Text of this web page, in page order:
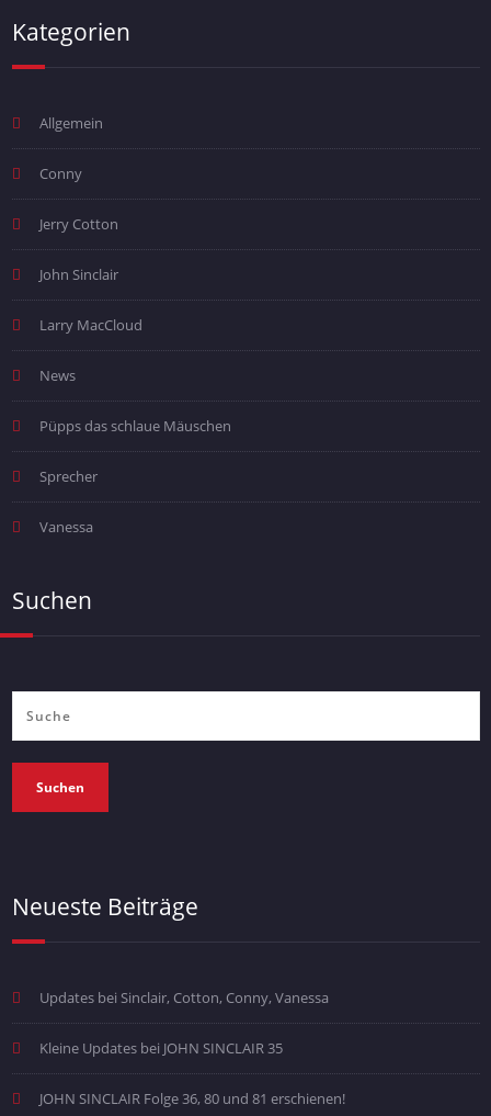
Kategorien
Allgemein
Conny
Jerry Cotton
John Sinclair
Larry MacCloud
News
Püpps das schlaue Mäuschen
Sprecher
Vanessa
Suchen
Suchen
Neueste Beiträge
Updates bei Sinclair, Cotton, Conny, Vanessa
Kleine Updates bei JOHN SINCLAIR 35
JOHN SINCLAIR Folge 36, 80 und 81 erschienen!